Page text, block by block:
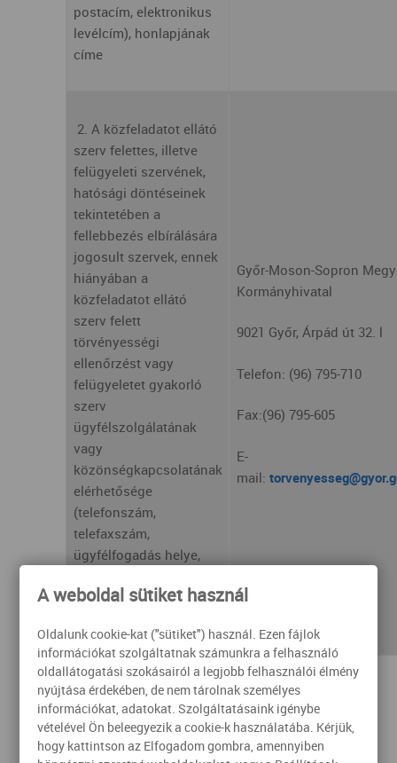
postacím, elektronikus
levélcím), honlapjának
címe
2. A közfeladatot ellátó
szerv felettes, illetve
felügyeleti szervének,
hatósági döntéseinek
tekintetében a
fellebbezés elbírálására
jogosult szervek, ennek
hiányában a
közfeladatot ellátó
szerv felett
törvényességi
ellenőrzést vagy
felügyeletet gyakorló
szerv
ügyfélszolgálatának
vagy
közönségkapcsolatának
elérhetősége
(telefonszám,
telefaxszám,
ügyfélfogadás helye,
ügyfélfogadásának
Győr-Moson-Sopron
Kormányhivatal
9021 Győr, Árpád út 32. l
Telefon: (96) 795-710
Fax:(96) 795-605
E-
mail:
1.7. Költségvetési szervek
1. A közfeladatot ellátó
A weboldal sütiket használ
Oldalunk cookie-kat ("sütiket") használ. Ezen fájlok
információkat szolgáltatnak számunkra a felhasználó
oldallátogatási szokásairól a legjobb felhasználói élmény
nyújtása érdekében, de nem tárolnak személyes
információkat, adatokat. Szolgáltatásaink igénybe
vételével Ön beleegyezik a cookie-k használatába. Kérjük,
hogy kattintson az Elfogadom gombra, amennyiben